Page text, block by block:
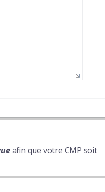
afin que votre CMP soit